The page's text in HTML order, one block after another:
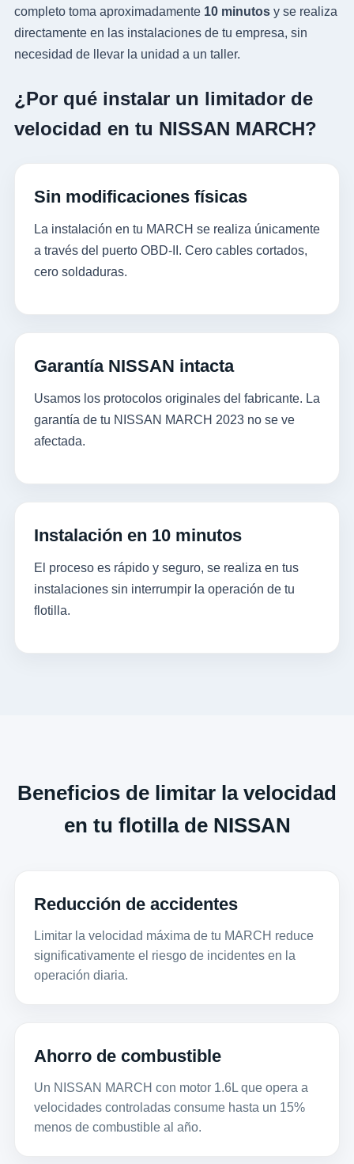
completo toma aproximadamente 10 minutosy se realiza
directamente en las instalaciones de tu empresa, sin
necesidad de llevar la unidad a un taller.
¿Por qué instalar un limitador de
velocidad en tu NISSAN MARCH?
Sin modificaciones físicas
La instalación en tu MARCH se realiza únicamente
a través del puerto OBD-II. Cero cables cortados,
cero soldaduras.
Garantía NISSAN intacta
Usamos los protocolos originales del fabricante. La
garantía de tu NISSAN MARCH 2023 no se ve
afectada.
Instalación en 10 minutos
El proceso es rápido y seguro, se realiza en tus
instalaciones sin interrumpir la operación de tu
flotilla.
Beneficios de limitar la velocidad
en tu flotilla de NISSAN
Reducción de accidentes
Limitar la velocidad máxima de tu MARCH reduce
significativamente el riesgo de incidentes en la
operación diaria.
Ahorro de combustible
Un NISSAN MARCH con motor 1.6L que opera a
velocidades controladas consume hasta un 15%
menos de combustible al año.